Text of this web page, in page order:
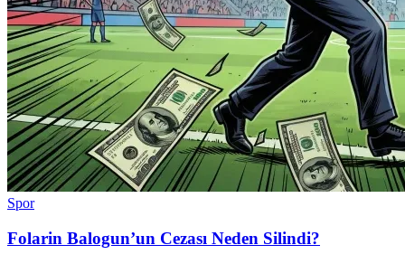
Spor
Folarin Balogun’un Cezası Neden Silindi?